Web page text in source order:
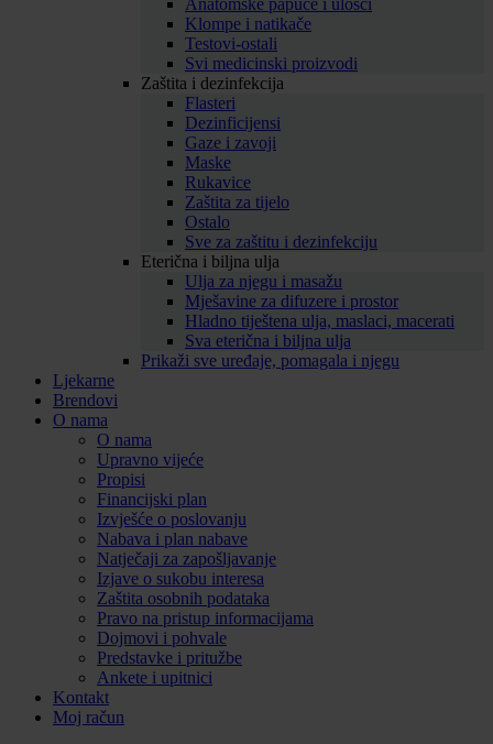
Anatomske papuče i ulošci
Klompe i natikače
Testovi-ostali
Svi medicinski proizvodi
Zaštita i dezinfekcija
Flasteri
Dezinficijensi
Gaze i zavoji
Maske
Rukavice
Zaštita za tijelo
Ostalo
Sve za zaštitu i dezinfekciju
Eterična i biljna ulja
Ulja za njegu i masažu
Mješavine za difuzere i prostor
Hladno tiještena ulja, maslaci, macerati
Sva eterična i biljna ulja
Prikaži sve uređaje, pomagala i njegu
Ljekarne
Brendovi
O nama
O nama
Upravno vijeće
Propisi
Financijski plan
Izvješće o poslovanju
Nabava i plan nabave
Natječaji za zapošljavanje
Izjave o sukobu interesa
Zaštita osobnih podataka
Pravo na pristup informacijama
Dojmovi i pohvale
Predstavke i pritužbe
Ankete i upitnici
Kontakt
Moj račun